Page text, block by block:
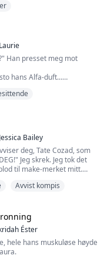
rundt halsen min og
hans brant gjennom
innvendig. ...
Laurie
Han presset meg mot
hans Alfa-duft...
vanskeligere å forsvare seg
paringsbåndet tilbake for
Jessica Bailey
deg, Tate Cozad, som
Jeg skrek. Jeg tok det
til make-merket mitt.
Hun følte at hun
være. Amelie ble tvun...
Avvist kompis
Éster
hele hans muskuløse høyde